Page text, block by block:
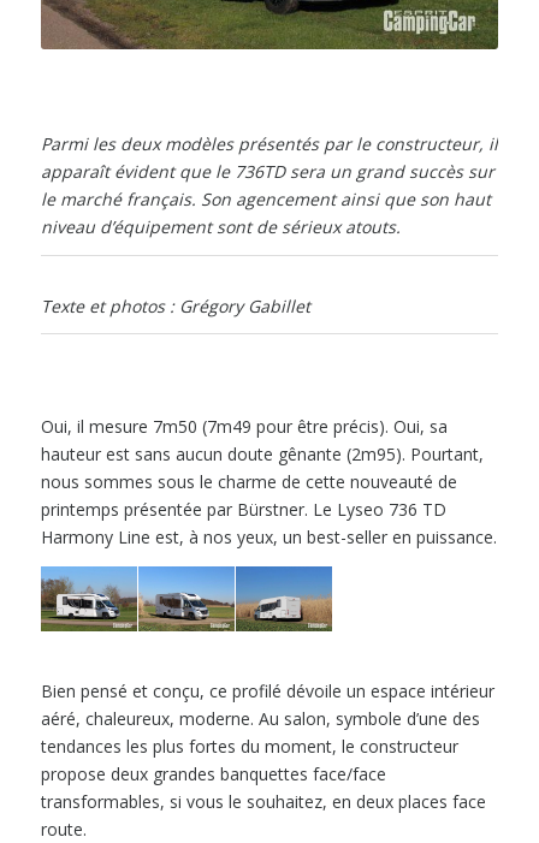
Parmi les deux modèles présentés par le constructeur, il
apparaît évident que le 736TD sera un grand succès sur
le marché français. Son agencement ainsi que son haut
niveau d’équipement sont de sérieux atouts.
Texte et photos : Grégory Gabillet
Oui, il mesure 7m50 (7m49 pour être précis). Oui, sa
hauteur est sans aucun doute gênante (2m95). Pourtant,
nous sommes sous le charme de cette nouveauté de
printemps présentée par Bürstner. Le Lyseo 736 TD
Harmony Line est, à nos yeux, un best-seller en puissance.
Bien pensé et conçu, ce profilé dévoile un espace intérieur
aéré, chaleureux, moderne. Au salon, symbole d’une des
tendances les plus fortes du moment, le constructeur
propose deux grandes banquettes face/face
transformables, si vous le souhaitez, en deux places face
route.